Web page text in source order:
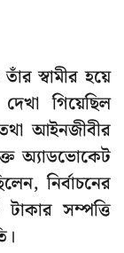
স্বামীর হয়ে
গিয়েছিল
আইনজীবীর
অ্যাডভোকেট
নির্বাচনের
সম্পত্তি